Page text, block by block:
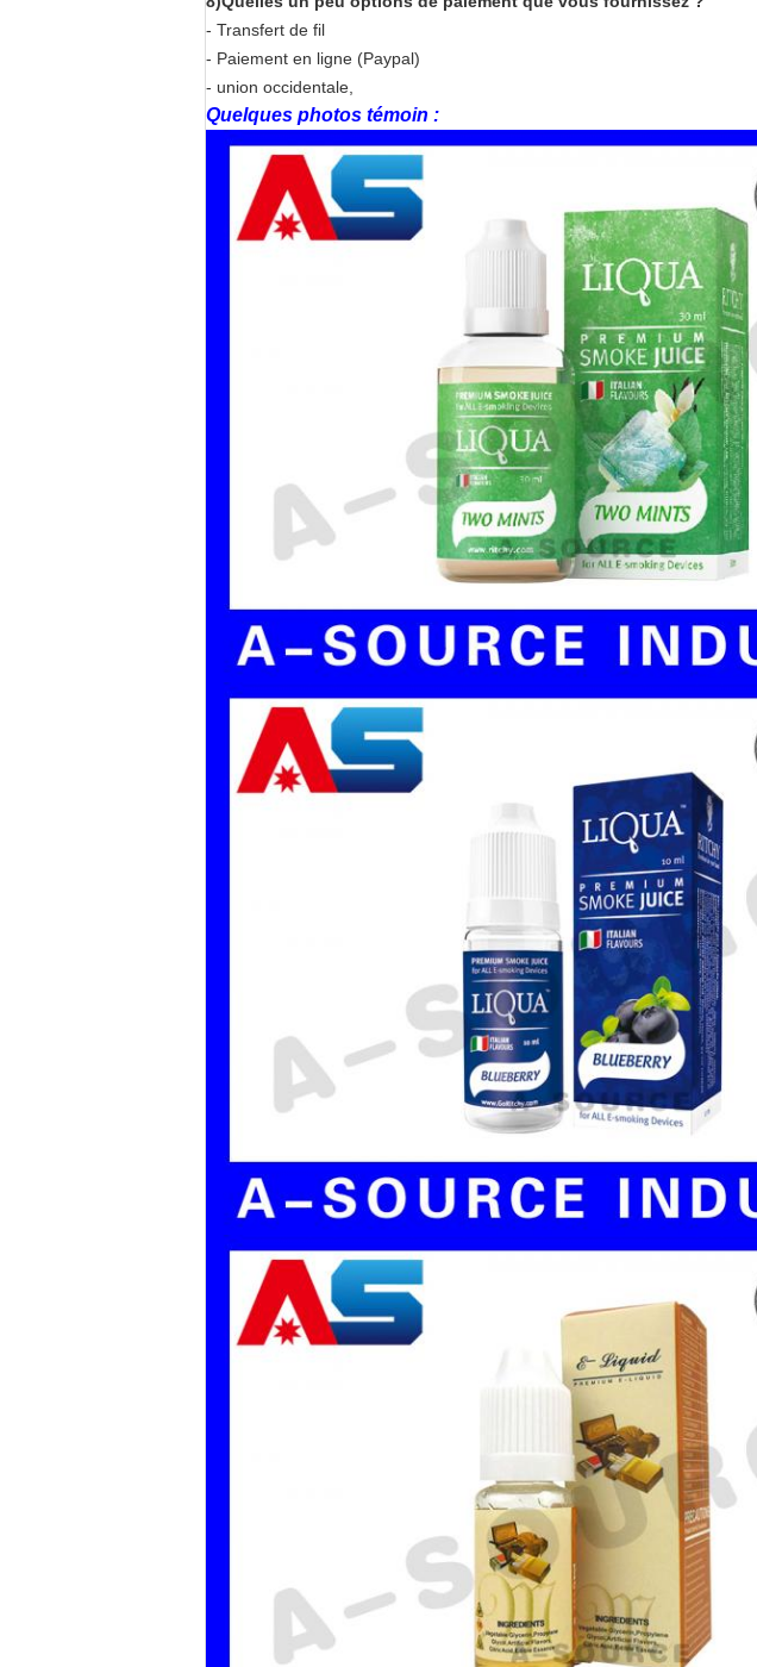
- Transfert de fil
- Paiement en ligne (Paypal)
- union occidentale,
Quelques photos témoin :